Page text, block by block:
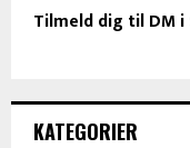
Tilmeld dig til DM
KATEGORIER